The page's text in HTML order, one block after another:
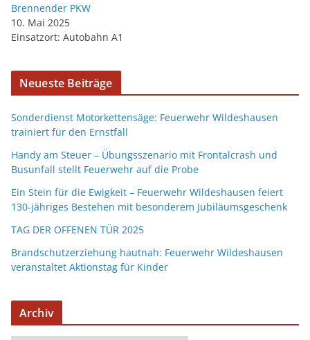
Brennender PKW
10. Mai 2025
Einsatzort: Autobahn A1
Neueste Beiträge
Sonderdienst Motorkettensäge: Feuerwehr Wildeshausen
trainiert für den Ernstfall
Handy am Steuer – Übungsszenario mit Frontalcrash und
Busunfall stellt Feuerwehr auf die Probe
Ein Stein für die Ewigkeit – Feuerwehr Wildeshausen feiert
130-jähriges Bestehen mit besonderem Jubiläumsgeschenk
TAG DER OFFENEN TÜR 2025
Brandschutzerziehung hautnah: Feuerwehr Wildeshausen
veranstaltet Aktionstag für Kinder
Archiv